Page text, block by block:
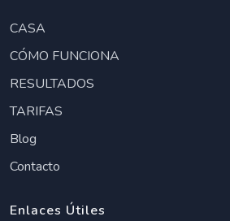
CASA
CÓMO FUNCIONA
RESULTADOS
TARIFAS
Blog
Contacto
Enlaces Útiles